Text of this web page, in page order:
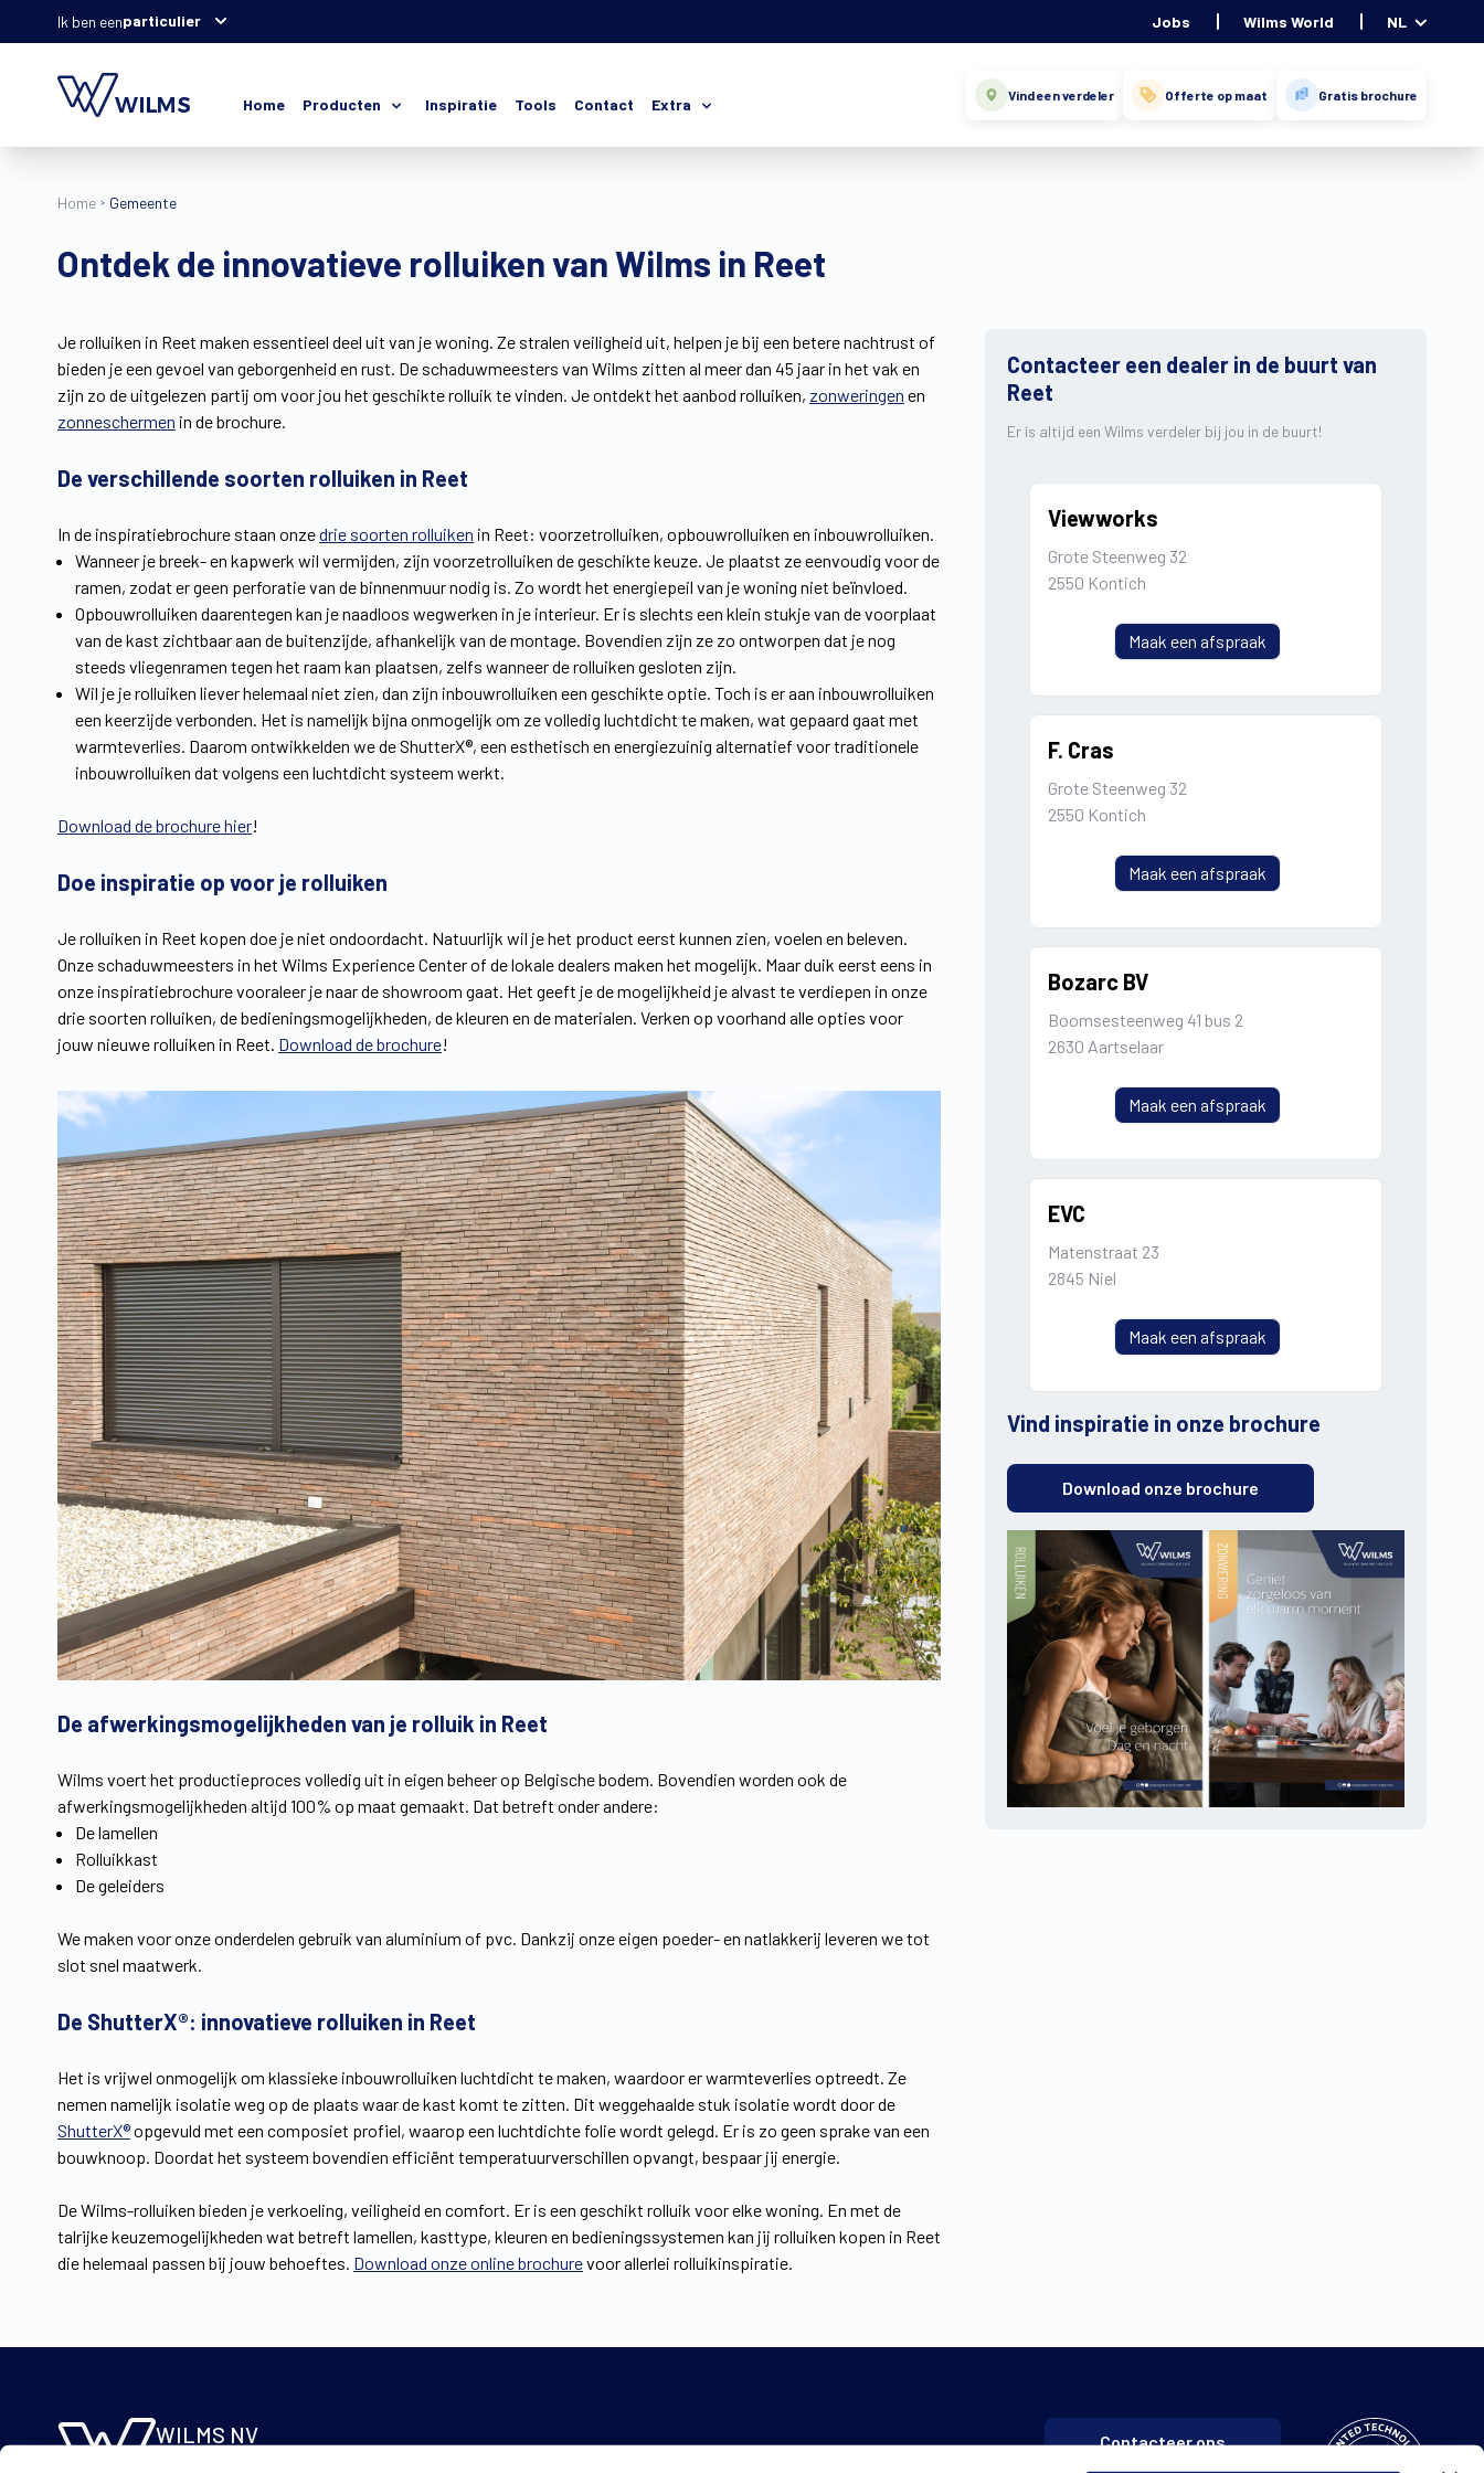
Ik ben eenparticulier Jobs Wilms World NL
Home Producten Inspiratie Tools Contact Extra Vind een verdeler Offerte op maat Gratis brochure
Home Gemeente
Ontdek de innovatieve rolluiken van Wilms in Reet
Je rolluiken in Reet maken essentieel deel uit van je woning. Ze stralen veiligheid uit, helpen je bij een betere nachtrust of
bieden je een gevoel van geborgenheid en rust. De schaduwmeesters van Wilms zitten al meer dan 45 jaar in het vak en
zijn zo de uitgelezen partij om voor jou het geschikte rolluik te vinden. Je ontdekt het aanbod rolluiken, zonweringen en
zonneschermen in de brochure.
De verschillende soorten rolluiken in Reet
In de inspiratiebrochure staan onzedrie soorten rolluiken in Reet: voorzetrolluiken, opbouwrolluiken en inbouwrolluiken.
Wanneer je breek- en kapwerk wil vermijden, zijn voorzetrolluiken de geschikte keuze. Je plaatst ze eenvoudig voor de
ramen, zodat er geen perforatie van de binnenmuur nodig is. Zo wordt het energiepeil van je woning niet beïnvloed.
Opbouwrolluiken daarentegen kan je naadloos wegwerken in je interieur. Er is slechts een klein stukje van de voorplaat
van de kast zichtbaar aan de buitenzijde, afhankelijk van de montage. Bovendien zijn ze zo ontworpen dat je nog
steeds vliegenramen tegen het raam kan plaatsen, zelfs wanneer de rolluiken gesloten zijn.
Wil je je rolluiken liever helemaal niet zien, dan zijn inbouwrolluiken een geschikte optie. Toch is er aan inbouwrolluiken
een keerzijde verbonden. Het is namelijk bijna onmogelijk om ze volledig luchtdicht te maken, wat gepaard gaat met
warmteverlies. Daarom ontwikkelden we de ShutterX®, een esthetisch en energiezuinig alternatief voor traditionele
inbouwrolluiken dat volgens een luchtdicht systeem werkt.
Download de brochure hier!
Doe inspiratie op voor je rolluiken
Je rolluiken in Reet kopen doe je niet ondoordacht. Natuurlijk wil je het product eerst kunnen zien, voelen en beleven.
Onze schaduwmeesters in het Wilms Experience Center of de lokale dealers maken het mogelijk. Maar duik eerst eens in
onze inspiratiebrochure vooraleer je naar de showroom gaat. Het geeft je de mogelijkheid je alvast te verdiepen in onze
drie soorten rolluiken, de bedieningsmogelijkheden, de kleuren en de materialen. Verken op voorhand alle opties voor
jouw nieuwe rolluiken in Reet. Download de brochure!
De afwerkingsmogelijkheden van je rolluik in Reet
Wilms voert het productieproces volledig uit in eigen beheer op Belgische bodem. Bovendien worden ook de
afwerkingsmogelijkheden altijd 100% op maat gemaakt. Dat betreft onder andere:
De lamellen
Rolluikkast
De geleiders
We maken voor onze onderdelen gebruik van aluminium of pvc. Dankzij onze eigen poeder- en natlakkerij leveren we tot
slot snel maatwerk.
De ShutterX®: innovatieve rolluiken in Reet
Het is vrijwel onmogelijk om klassieke inbouwrolluiken luchtdicht te maken, waardoor er warmteverlies optreedt. Ze
nemen namelijk isolatie weg op de plaats waar de kast komt te zitten. Dit weggehaalde stuk isolatie wordt door de
ShutterX®opgevuld met een composiet profiel, waarop een luchtdichte folie wordt gelegd. Er is zo geen sprake van een
bouwknoop. Doordat het systeem bovendien efficiënt temperatuurverschillen opvangt, bespaar jij energie.
De Wilms-rolluiken bieden je verkoeling, veiligheid en comfort. Er is een geschikt rolluik voor elke woning. En met de
talrijke keuzemogelijkheden wat betreft lamellen, kasttype, kleuren en bedieningssystemen kan jij rolluiken kopen in Reet
die helemaal passen bij jouw behoeftes. Download onze online brochurevoor allerlei rolluikinspiratie.
Contacteer een dealer in de buurt van
Reet
Er is altijd een Wilms verdeler bij jou in de buurt!
Viewworks
Grote Steenweg 32
2550 Kontich
Maak een afspraak
F. Cras
Grote Steenweg 32
2550 Kontich
Maak een afspraak
Bozarc BV
Boomsesteenweg 41 bus 2
2630 Aartselaar
Maak een afspraak
EVC
Matenstraat 23
2845 Niel
Maak een afspraak
Vind inspiratie in onze brochure
Download onze brochure
WILMS NV Contacteer ons